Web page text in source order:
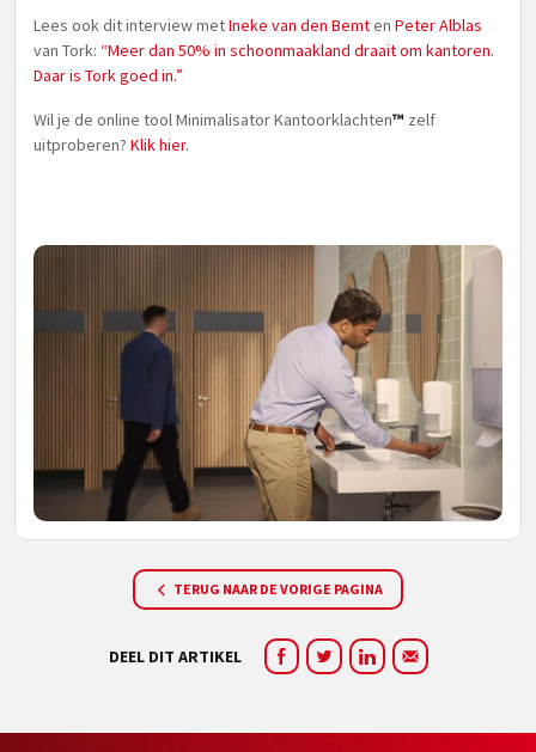
Lees ook dit interview metIneke van den Bemten Peter Alblas
van Tork: “Meer dan 50% in schoonmaakland draait om kantoren.
Daar is Tork goed in.”
Wil je de online tool Minimalisator Kantoorklachten™ zelf
uitproberen? Klik hier.
TERUG NAAR DE VORIGE PAGINA
DEEL DIT ARTIKEL